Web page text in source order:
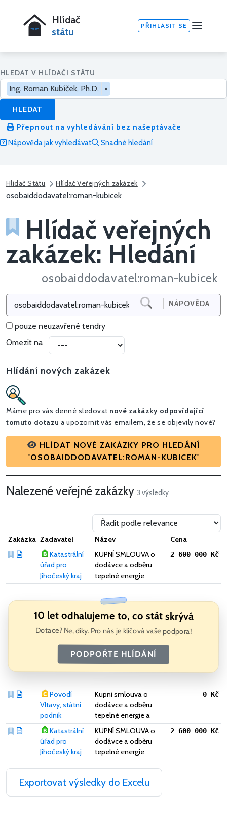
Hlídač
státu
PŘIHLÁSIT SE
HLEDAT V HLÍDAČI STÁTU
Ing. Roman Kubíček, Ph.D. ×
HLEDAT
Přepnout na vyhledávání bez našeptávače
Nápověda jak vyhledávat
Snadné hledání
Hlídač Státu Hlídač Veřejných zakázek
osobaiddodavatel:roman-kubicek
Hlídač veřejných
zakázek: Hledání
osobaiddodavatel:roman-kubicek
NÁPOVĚDA
pouze neuzavřené tendry
Omezit na
Hlídání nových zakázek
Máme pro vás denné sledovat nové zakázky odpovídající
tomuto dotazu a upozornit vás emailem, že se objevily nové?
HLÍDAT NOVÉ ZAKÁZKY PRO HLEDÁNÍ
'OSOBAIDDODAVATEL:ROMAN-KUBICEK'
Nalezené veřejné zakázky 3 výsledky
Zakázka Zadavatel Název
Cena
Katastrální
úřad pro
Jihočeský kraj
KUPNÍ SMLOUVA o
dodávce a odběru
tepelné energie
2 600 000 Kč
10 let odhalujeme to, co stát skrývá
Dotace? Ne, díky. Pro nás je klíčová vaše podpora!
PODPOŘTE HLÍDÁNÍ
Povodí
Vltavy, státní
podnik
Kupní smlouva o
dodávce a odběru
tepelné energie a
0 Kč
Katastrální
úřad pro
Jihočeský kraj
KUPNÍ SMLOUVA o
dodávce a odběru
tepelné energie
2 600 000 Kč
Exportovat výsledky do Excelu